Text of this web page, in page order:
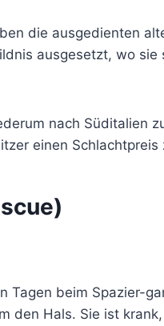
die ausgedienten
ausgesetzt, wo
nach Süditalien
einen
Tagen beim Spazier-
den Hals. Sie ist